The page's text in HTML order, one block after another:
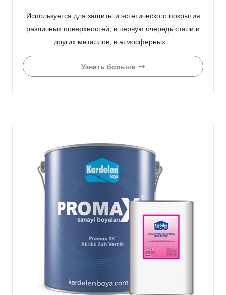
Используется для защиты и эстетического покрытия
различных поверхностей, в первую очередь стали и
других металлов, в атмосферных…
Узнать больше